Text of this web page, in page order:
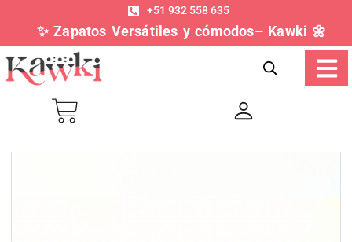
+51 932 558 635
✨ Zapatos Versátiles y cómodos– Kawki 🌼